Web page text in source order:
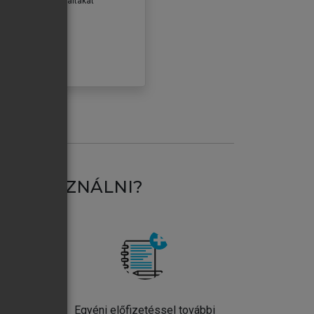
HASZNÁLNI?
Egyéni előfizetéssel további